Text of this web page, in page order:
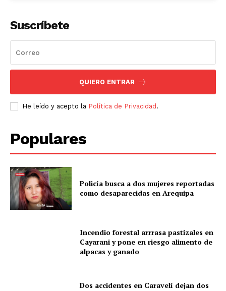
Suscríbete
QUIERO ENTRAR
He leído y acepto la Política de Privacidad.
Populares
Policía busca a dos mujeres reportadas
como desaparecidas en Arequipa
Incendio forestal arrrasa pastizales en
Cayarani y pone en riesgo alimento de
alpacas y ganado
Dos accidentes en Caravelí dejan dos